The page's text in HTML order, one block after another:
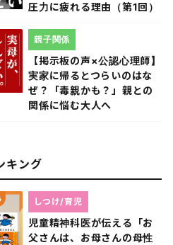
圧力に疲れる理由（第1回）
【掲示板の声×公認心理師】
実家に帰るとつらいのはな
ぜ？「毒親かも？」親との
関係に悩む大人へ
親子関係
キング
児童精神科医が伝える「お
父さんは、お母さんの母性
しつけ/育児